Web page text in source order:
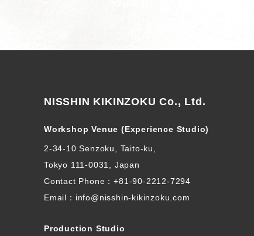
NISSHIN KIKINZOKU Co., Ltd.
Workshop Venue (Experience Studio)
2-34-10 Senzoku, Taito-ku,
Tokyo 111-0031, Japan
Contact Phone：+81-90-2212-7294
Email：info@nisshin-kikinzoku.com
Production Studio